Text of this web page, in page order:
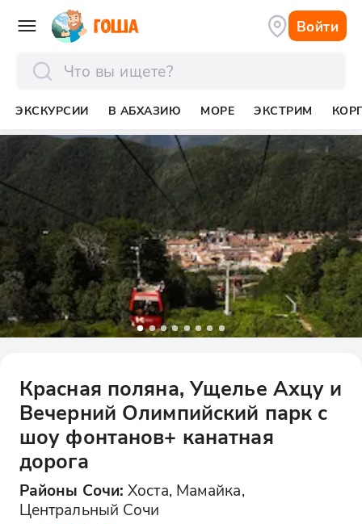
Войти
ЭКСКУРСИИ В АБХАЗИЮ МОРЕ ЭКСТРИМ
Красная поляна, Ущелье Ахцу и
Вечерний Олимпийский парк с
шоу фонтанов+ канатная
дорога
Районы Сочи: Хоста, Мамайка,
Центральный Сочи